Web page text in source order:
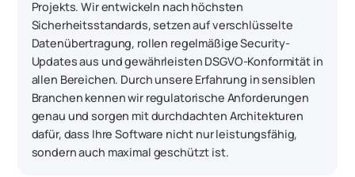
Projekts. Wir entwickeln nach höchsten
Sicherheitsstandards, setzen auf verschlüsselte
Datenübertragung, rollen regelmäßige Security-
Updates aus und gewährleisten DSGVO-Konformität in
allen Bereichen. Durch unsere Erfahrung in sensiblen
Branchen kennen wir regulatorische Anforderungen
genau und sorgen mit durchdachten Architekturen
dafür, dass Ihre Software nicht nur leistungsfähig,
sondern auch maximal geschützt ist.